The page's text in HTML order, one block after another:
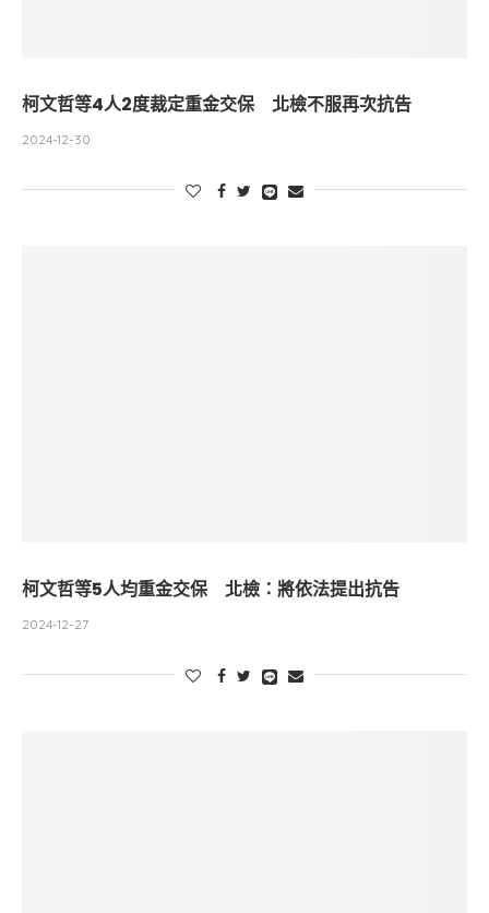
柯文哲等4人2度裁定重金交保 北檢不服再次抗告
2024-12-30
柯文哲等5人均重金交保 北檢：將依法提出抗告
2024-12-27